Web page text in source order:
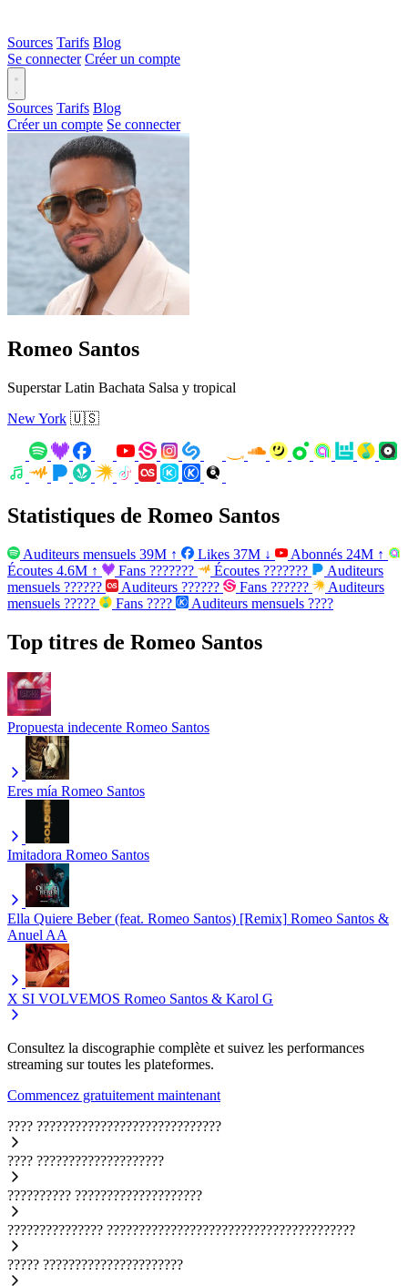
Sources Tarifs Blog
Se connecter Créer un compte
Sources Tarifs Blog
Créer un compte Se connecter
Romeo Santos
Superstar Latin Bachata Salsa y tropical
New York 🇺🇸
Statistiques de Romeo Santos
Auditeurs mensuels 39M ↑ Likes 37M ↓ Abonnés 24M ↑
Écoutes 4.6M ↑ Fans ??????? Écoutes ???????
Auditeurs
mensuels ?????? Auditeurs ?????? Fans ??????
Auditeurs
mensuels ????? Fans ???? Auditeurs mensuels ????
Top titres de Romeo Santos
Propuesta indecente Romeo Santos
Eres mía Romeo Santos
Imitadora Romeo Santos
Ella Quiere Beber (feat. Romeo Santos) [Remix] Romeo Santos &
Anuel AA
X SI VOLVEMOS Romeo Santos & Karol G
Consultez la discographie complète et suivez les performances
streaming sur toutes les plateformes.
Commencez gratuitement maintenant
???? ?????????????????????????????
???? ????????????????????
?????????? ????????????????????
??????????????? ???????????????????????????????????????
????? ??????????????????????